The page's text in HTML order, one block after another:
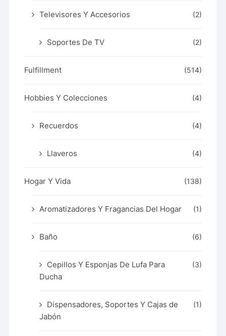
Televisores Y Accesorios (2)
Soportes De TV (2)
Fulfillment (514)
Hobbies Y Colecciones (4)
Recuerdos (4)
Llaveros (4)
Hogar Y Vida (138)
Aromatizadores Y Fragancias Del Hogar (1)
Baño (6)
Cepillos Y Esponjas De Lufa Para
Ducha
(3)
Dispensadores, Soportes Y Cajas de
Jabón
(1)